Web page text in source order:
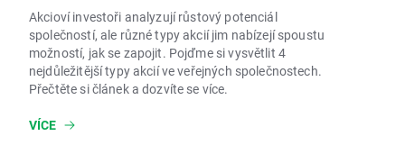
Akcioví investoři analyzují růstový potenciál
společností, ale různé typy akcií jim nabízejí spoustu
možností, jak se zapojit. Pojďme si vysvětlit 4
nejdůležitější typy akcií ve veřejných společnostech.
Přečtěte si článek a dozvíte se více.
VÍCE